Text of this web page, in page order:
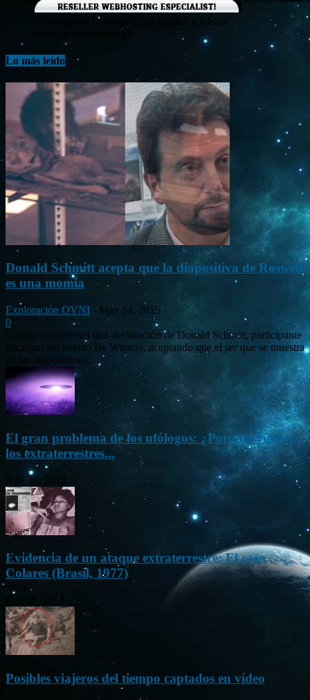
¡Consigue tu hosting de alta calidad y a bajo
costo en Banahosting!
Lo más leído
Donald Schmitt acepta que la diapositiva de Roswell
es una momia
Exploración OVNI - May 14, 2015
0
Circula por internet una declaración de Donald Schmitt, participante
principal del evento Be Witness, aceptando que el ser que se muestra
en las diapositivas...
El gran problema de los ufólogos: ¿Por qué vienen
los extraterrestres...
Nov 26, 2012
Evidencia de un ataque extraterrestre: El caso
Colares (Brasil, 1977)
Ene 21, 2012
Posibles viajeros del tiempo captados en vídeo